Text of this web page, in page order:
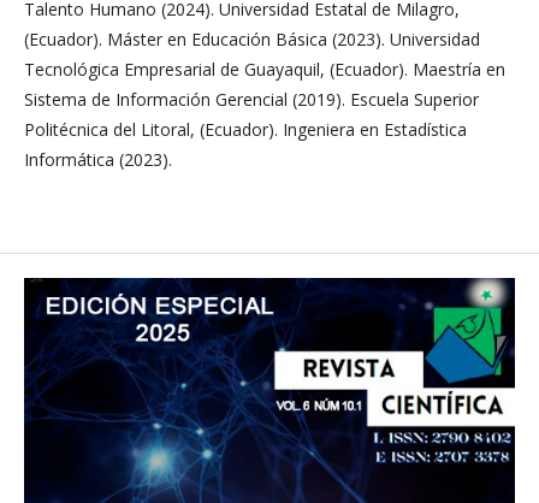
Talento Humano (2024). Universidad Estatal de Milagro,
(Ecuador). Máster en Educación Básica (2023). Universidad
Tecnológica Empresarial de Guayaquil, (Ecuador). Maestría en
Sistema de Información Gerencial (2019). Escuela Superior
Politécnica del Litoral, (Ecuador). Ingeniera en Estadística
Informática (2023).